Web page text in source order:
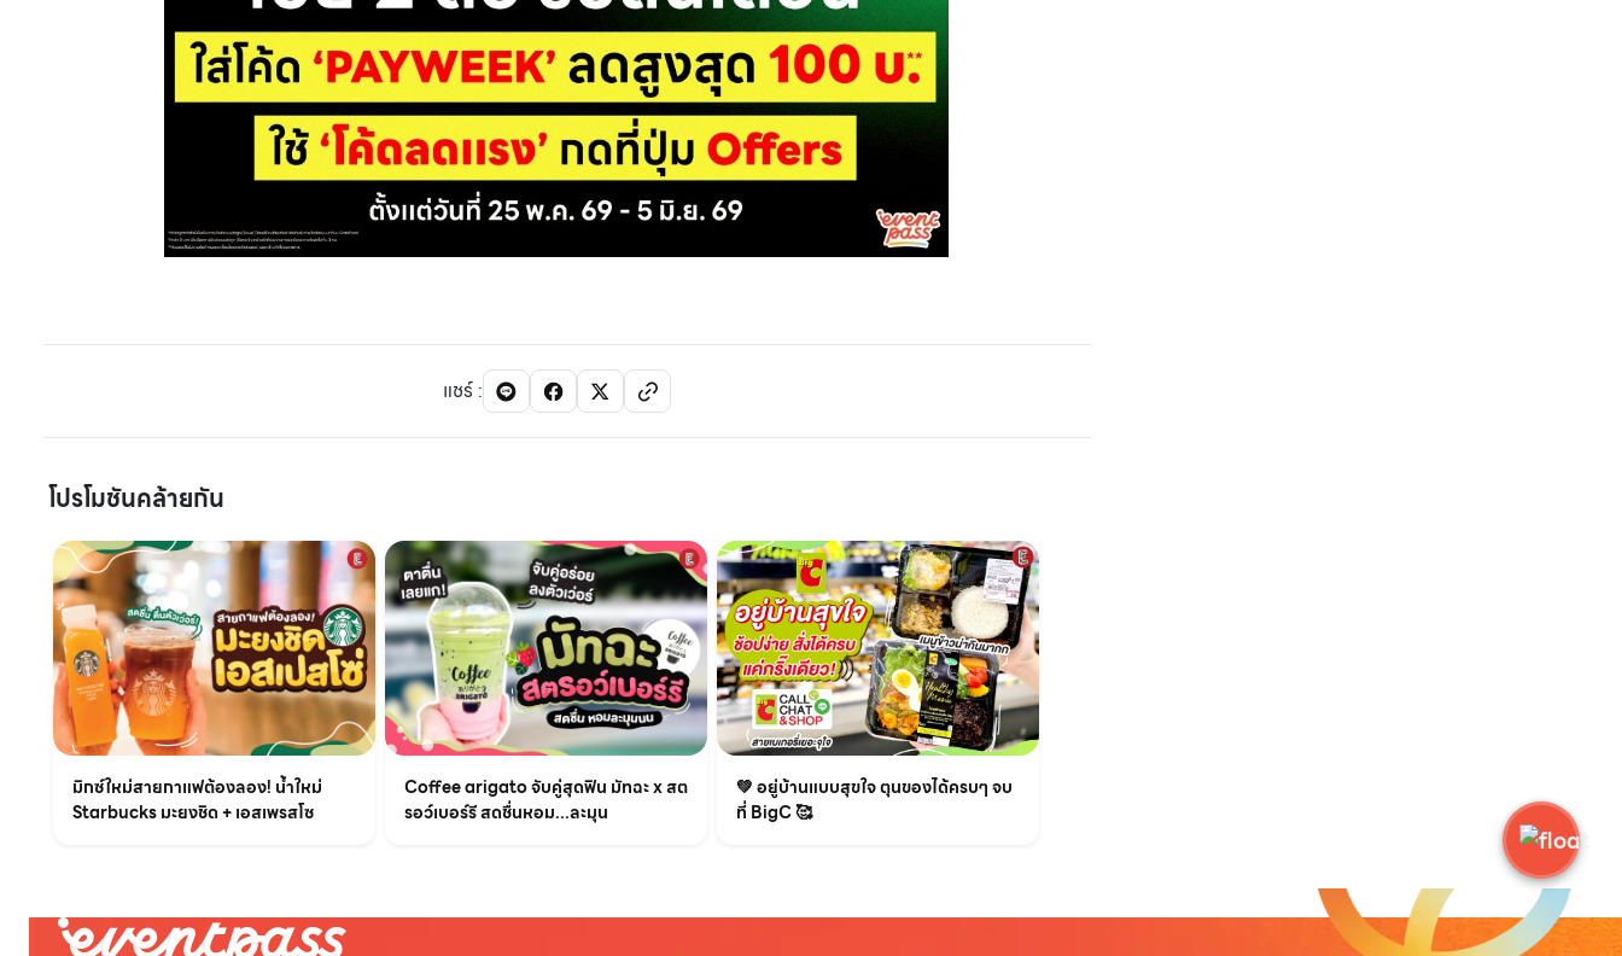
แชร์:
โปรโมชันคล้ายกัน
มิกซ์ใหม่สายกาแฟต้องลอง! น้ำใหม่
Starbucks มะยงชิด + เอสเพรสโซ
Coffee arigato จับคู่สุดฟิน มัทฉะ x สต
รอว์เบอร์รี สดชื่นหอม...ละมุน
💚 อยู่บ้านแบบสุขใจ ตุนของได้ครบๆ จบ
ที่ BigC 🥰